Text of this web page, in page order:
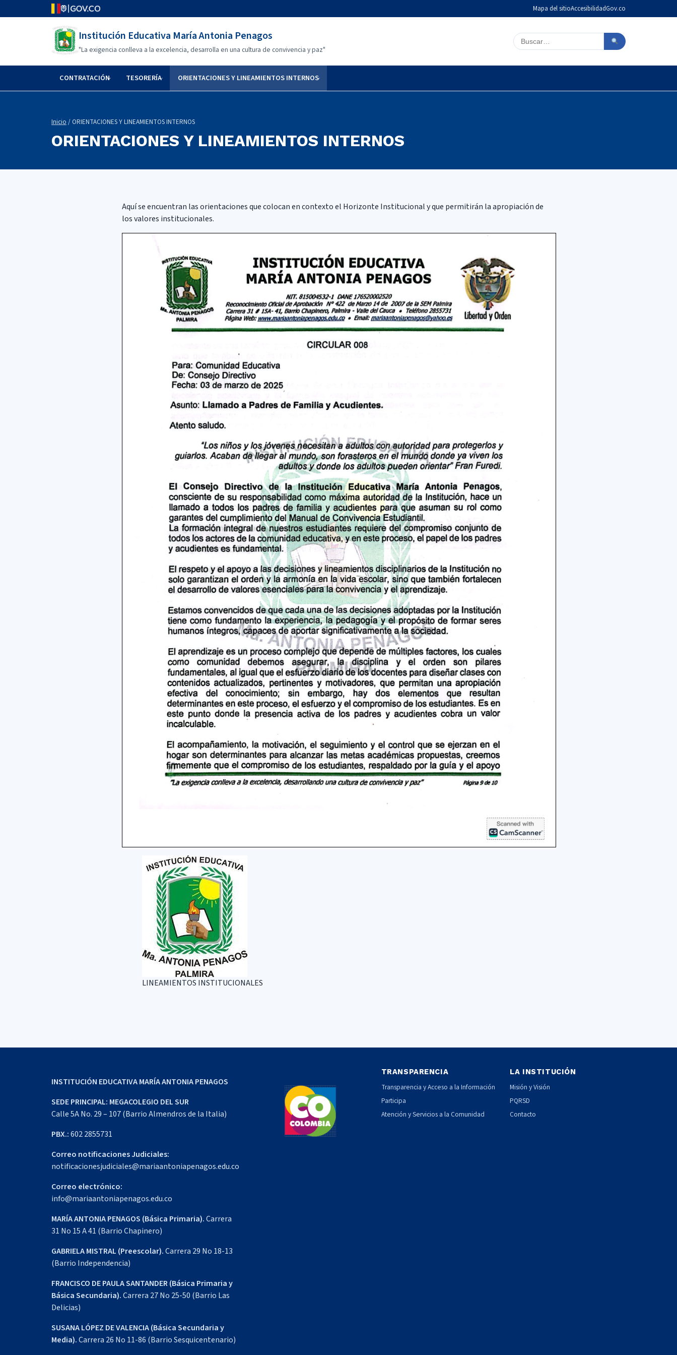
Mapa del sitioAccesibilidadGov.co
Institución Educativa María Antonia Penagos
"La exigencia conlleva a la excelencia, desarrolla en una cultura de convivencia y paz"
Buscar en el sitio
CONTRATACIÓN TESORERÍA ORIENTACIONES Y LINEAMIENTOS INTERNOS
Inicio / ORIENTACIONES Y LINEAMIENTOS INTERNOS
ORIENTACIONES Y LINEAMIENTOS INTERNOS
Aquí se encuentran las orientaciones que colocan en contexto el Horizonte Institucional y que permitirán la apropiación de
los valores institucionales.
LINEAMIENTOS INSTITUCIONALES
INSTITUCIÓN EDUCATIVA MARÍA ANTONIA PENAGOS
SEDE PRINCIPAL: MEGACOLEGIO DEL SUR
Calle 5A No. 29 – 107 (Barrio Almendros de la Italia)
PBX.:602 2855731
Correo notificaciones Judiciales:
notificacionesjudiciales@mariaantoniapenagos.edu.co
Correo electrónico:
info@mariaantoniapenagos.edu.co
MARÍA ANTONIA PENAGOS (Básica Primaria).Carrera
31 No 15 A 41 (Barrio Chapinero)
GABRIELA MISTRAL (Preescolar).Carrera 29 No 18-13
(Barrio Independencia)
FRANCISCO DE PAULA SANTANDER (Básica Primaria y
Básica Secundaria).Carrera 27 No 25-50 (Barrio Las
Delicias)
SUSANA LÓPEZ DE VALENCIA (Básica Secundaria y
Media).Carrera 26 No 11-86 (Barrio Sesquicentenario)
TRANSPARENCIA
Transparencia y Acceso a la Información
Participa
Atención y Servicios a la Comunidad
LA INSTITUCIÓN
Misión y Visión
PQRSD
Contacto